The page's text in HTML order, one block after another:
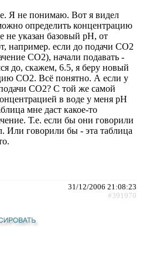
Я не понимаю. Вот я видел
определить концентрацию
указан базовый pH, от
например. если до подачи СО2
СО2), начали подавать -
до, скажем, 6.5, я беру новый
СО2. Всё понятно. А если у
СО2? С той же самой
в воде у меня pH
мне даст какое-то
Т.е. если бы они говорили
говорили бы - эта таблица
31/12/2006 21:08:23
#391970